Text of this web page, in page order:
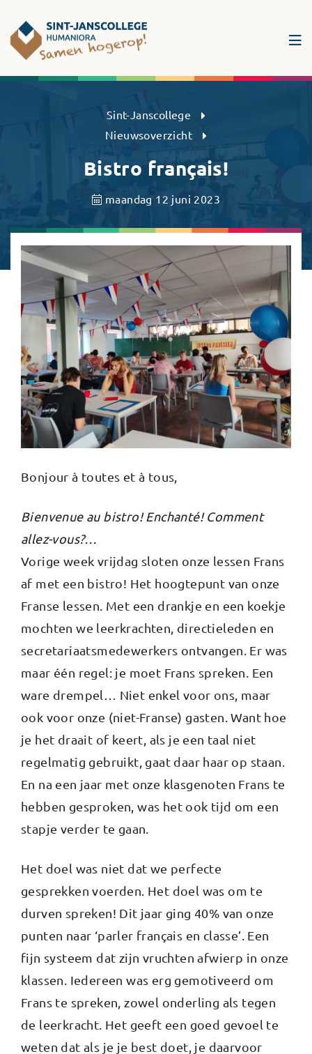
Sint-Janscollege Humaniora
Sint-Janscollege
Nieuwsoverzicht
Bistro français!
maandag 12 juni 2023
Bonjour à toutes et à tous,
Bienvenue au bistro! Enchanté! Comment
allez-vous?…
Vorige week vrijdag sloten onze lessen Frans
af met een bistro! Het hoogtepunt van onze
Franse lessen. Met een drankje en een koekje
mochten we leerkrachten, directieleden en
secretariaatsmedewerkers ontvangen. Er was
maar één regel: je moet Frans spreken. Een
ware drempel… Niet enkel voor ons, maar
ook voor onze (niet-Franse) gasten. Want hoe
je het draait of keert, als je een taal niet
regelmatig gebruikt, gaat daar haar op staan.
En na een jaar met onze klasgenoten Frans te
hebben gesproken, was het ook tijd om een
stapje verder te gaan.
Het doel was niet dat we perfecte
gesprekken voerden. Het doel was om te
durven spreken! Dit jaar ging 40% van onze
punten naar ‘parler français en classe’. Een
fijn systeem dat zijn vruchten afwierp in onze
klassen. Iedereen was erg gemotiveerd om
Frans te spreken, zowel onderling als tegen
de leerkracht. Het geeft een goed gevoel te
weten dat als je je best doet, je daarvoor